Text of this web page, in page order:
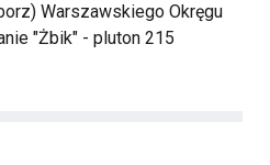
Warszawskiego Okręgu
"Żbik" - pluton 215